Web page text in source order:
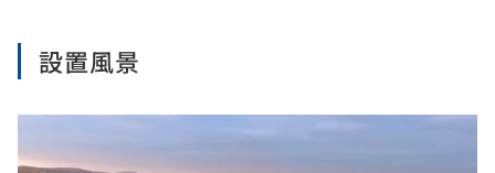
設置風景